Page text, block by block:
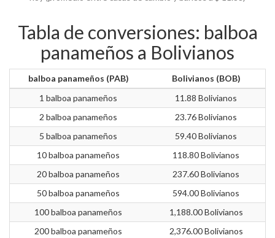
Tabla de conversiones: balboa
panameños a Bolivianos
balboa panameños (PAB)
Bolivianos (BOB)
1 balboa panameños
11.88 Bolivianos
2 balboa panameños
23.76 Bolivianos
5 balboa panameños
59.40 Bolivianos
10 balboa panameños
118.80 Bolivianos
20 balboa panameños
237.60 Bolivianos
50 balboa panameños
594.00 Bolivianos
100 balboa panameños
1,188.00 Bolivianos
200 balboa panameños
2,376.00 Bolivianos